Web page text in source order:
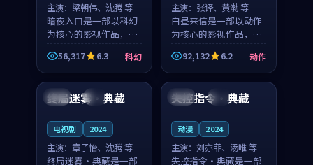
主演： 梁朝伟、沈腾 等
暗夜入口是一部以科幻
为核心的影视作品，围
绕危机、反转与人物成
长展开，整体节奏紧
凑，值得推荐观看。
56,317 6.3 科幻
主演： 张译、黄渤 等
白昼来信是一部以动作
为核心的影视作品，围
绕危机、反转与人物成
长展开，整体节奏紧
凑，值得推荐观看。
92,132 6.2 动作
泰国 4K
终局迷雾·典藏
电视剧 2024
主演： 章子怡、沈腾 等
终局迷雾·典藏是一部
日本 4K
失控指令·典藏
动漫 2024
主演： 刘亦菲、汤唯 等
失控指令·典藏是一部